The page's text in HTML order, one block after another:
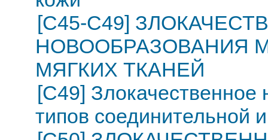
[C45-C49]
НОВООБРАЗОВАНИЯ
МЯГКИХ ТКАНЕЙ
[C49] Злокачественное
типов соединительной